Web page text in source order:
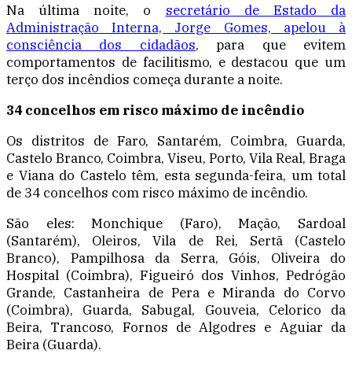
Na última noite, o secretário de Estado da
Administração Interna, Jorge Gomes, apelou à
consciência dos cidadãos, para que evitem
comportamentos de facilitismo, e destacou que um
terço dos incêndios começa durante a noite.
34 concelhos em risco máximo de incêndio
Os distritos de Faro, Santarém, Coimbra, Guarda,
Castelo Branco, Coimbra, Viseu, Porto, Vila Real, Braga
e Viana do Castelo têm, esta segunda-feira, um total
de 34 concelhos com risco máximo de incêndio.
São eles: Monchique (Faro), Mação, Sardoal
(Santarém), Oleiros, Vila de Rei, Sertã (Castelo
Branco), Pampilhosa da Serra, Góis, Oliveira do
Hospital (Coimbra), Figueiró dos Vinhos, Pedrógão
Grande, Castanheira de Pera e Miranda do Corvo
(Coimbra), Guarda, Sabugal, Gouveia, Celorico da
Beira, Trancoso, Fornos de Algodres e Aguiar da
Beira (Guarda).